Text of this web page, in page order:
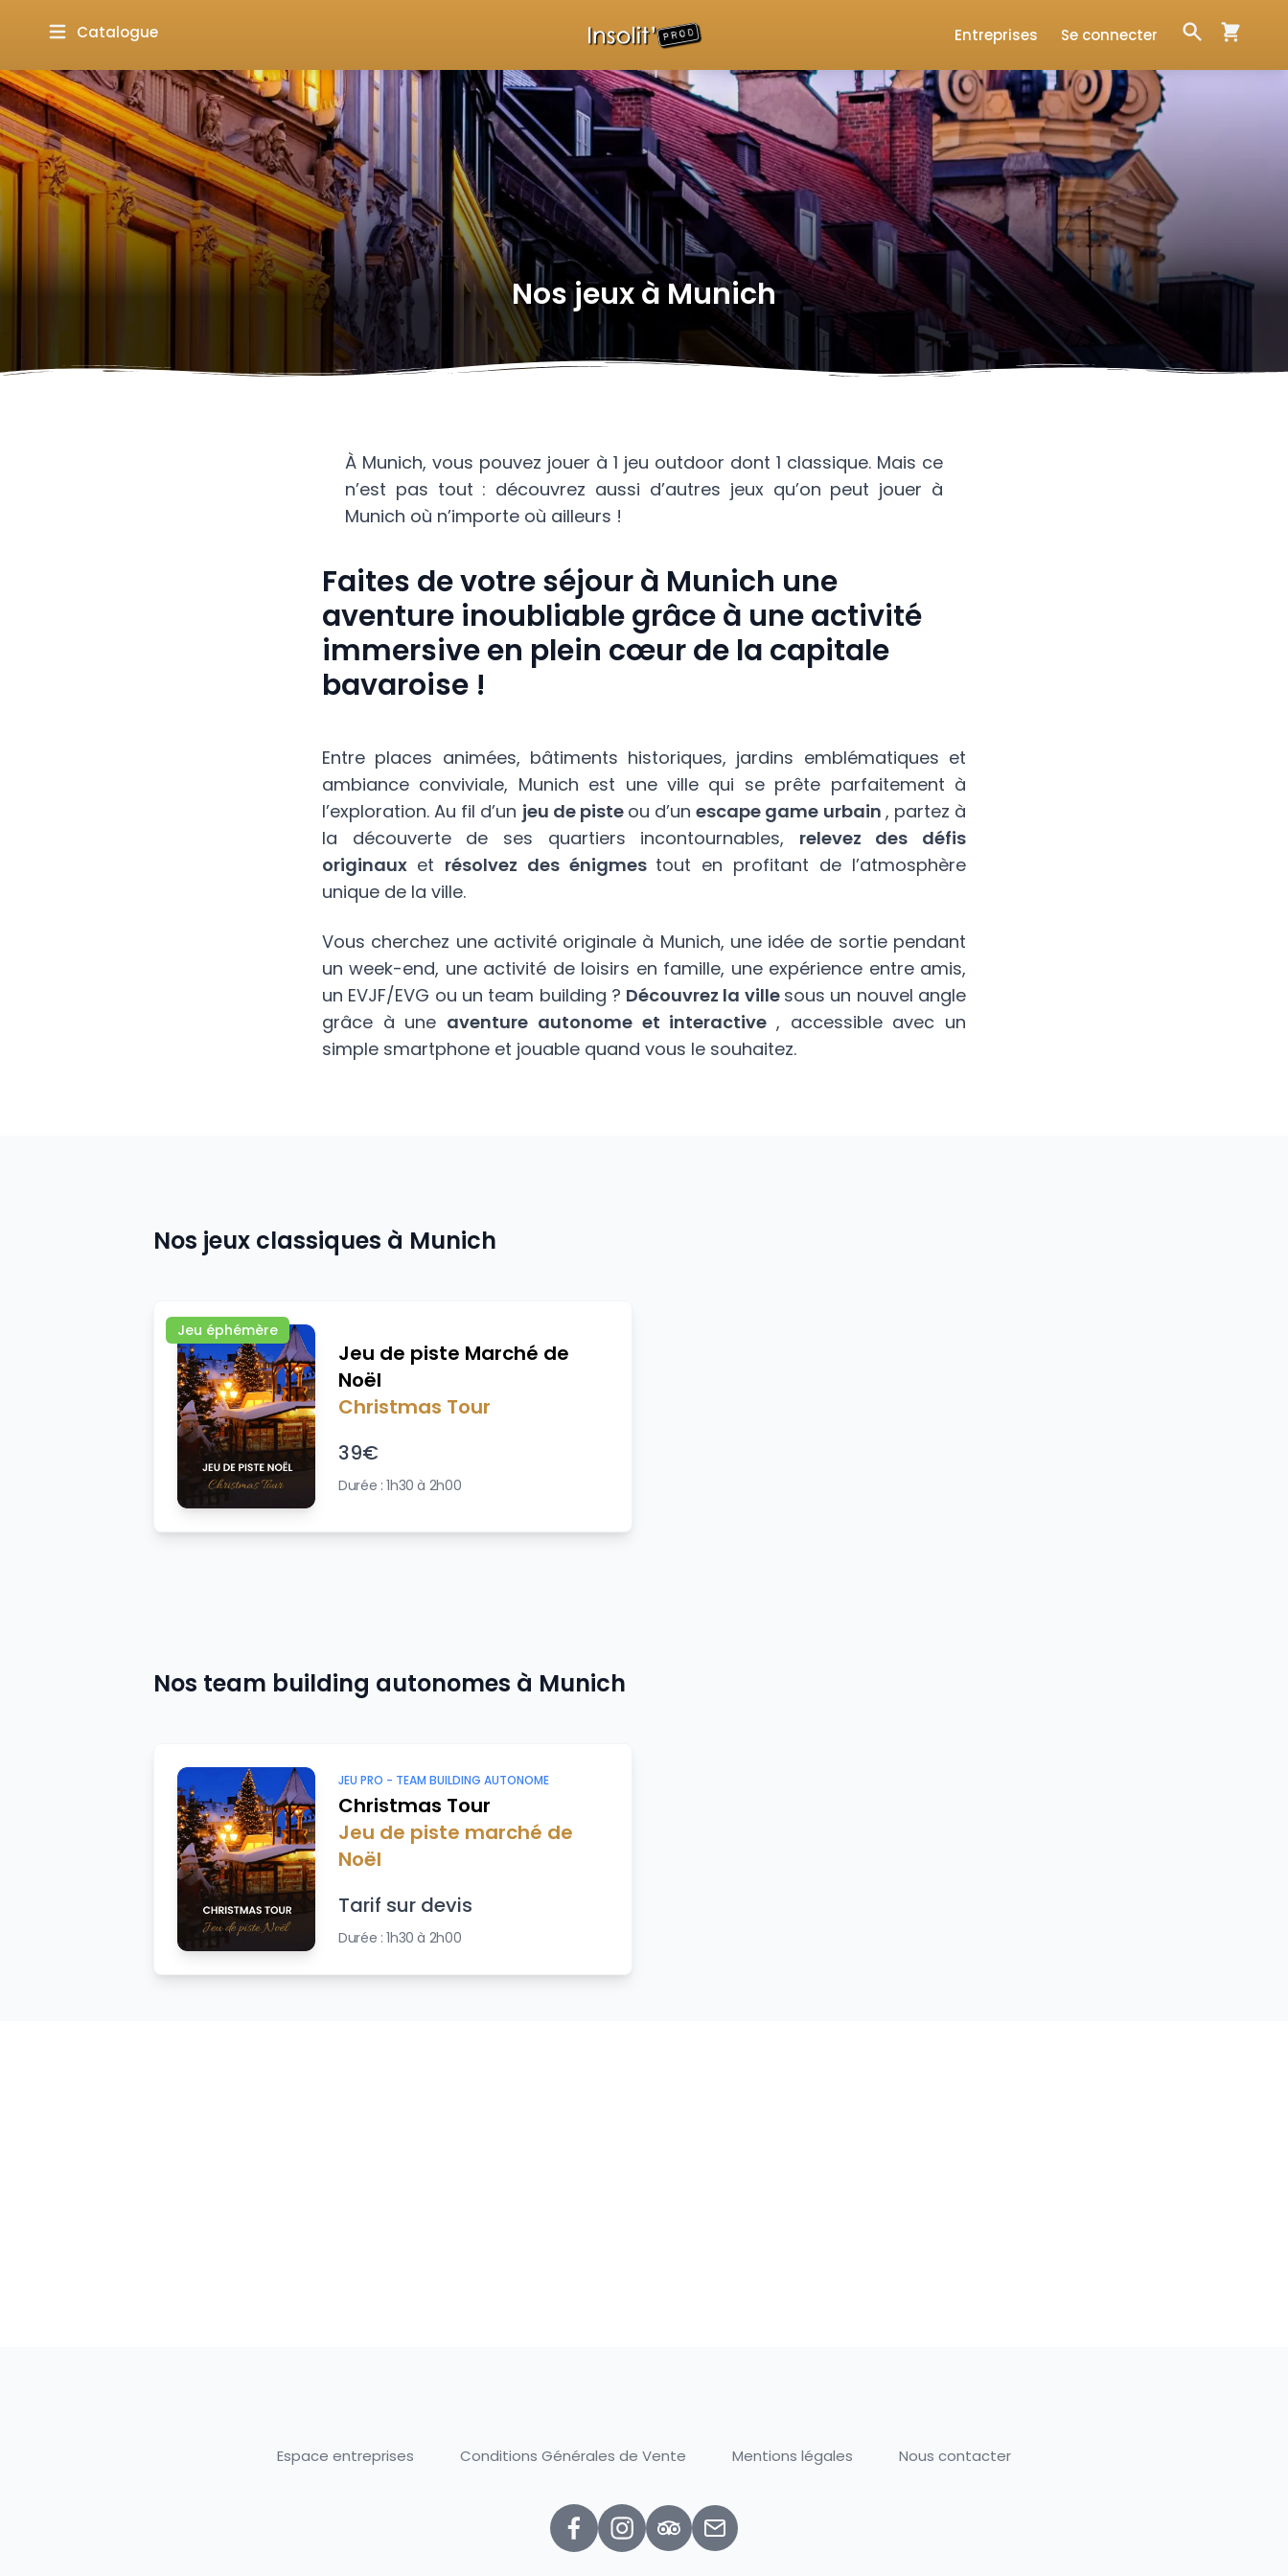
Catalogue Entreprises Se connecter
Nos jeux à Munich
À Munich, vous pouvez jouer à 1 jeu outdoor dont 1 classique. Mais ce
n’est pas tout : découvrez aussi d’autres jeux qu’on peut jouer à
Munich où n’importe où ailleurs !
Faites de votre séjour à Munich une
aventure inoubliable grâce à une activité
immersive en plein cœur de la capitale
bavaroise !
Entre places animées, bâtiments historiques, jardins emblématiques et
ambiance conviviale, Munich est une ville qui se prête parfaitement à
l’exploration. Au fil d’un jeu de piste ou d’unescape game urbain , partez à
la découverte de ses quartiers incontournables, relevez des défis
originaux et résolvez des énigmes tout en profitant de l’atmosphère
unique de la ville.
Vous cherchez une activité originale à Munich, une idée de sortie pendant
un week-end, une activité de loisirs en famille, une expérience entre amis,
un EVJF/EVG ou un team building ? Découvrez la ville sous un nouvel angle
grâce à une aventure autonome et interactive , accessible avec un
simple smartphone et jouable quand vous le souhaitez.
Nos jeux classiques à Munich
Jeu éphémère
Jeu de piste Marché de
Noël
Christmas Tour
39€
Durée :1h30 à 2h00
Nos team building autonomes à Munich
JEU PRO - TEAM BUILDING AUTONOME
Christmas Tour
Jeu de piste marché de
Noël
Tarif sur devis
Durée :1h30 à 2h00
Espace entreprises Conditions Générales de Vente Mentions légales Nous contacter